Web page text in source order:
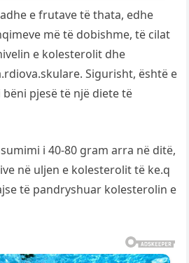
e frutave të thata, edhe
më të dobishme, të cilat
e kolesterolit dhe
Sigurisht, është e
pjesë të një diete të
i 40-80 gram arra në ditë,
në uljen e kolesterolit të ke.q
të pandryshuar kolesterolin e